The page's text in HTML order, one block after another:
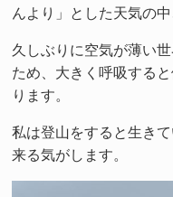
んより」とした天気の
久しぶりに空気が薄い
ため、大きく呼吸する
ります。
私は登山をすると生き
来る気がします。